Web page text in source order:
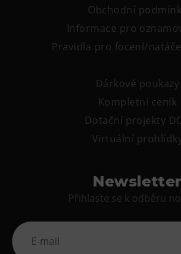
Obchodní
Informace pro
Pravidla pro focení/
Dárkové poukazy
Kompletní ceník
Dotační projekty
Virtuální
Newsletter
Přihlaste se k odběru